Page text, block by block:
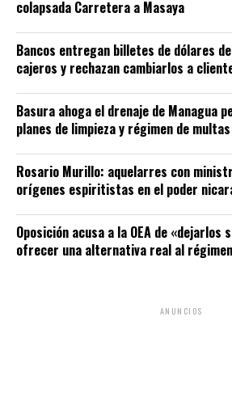
colapsada Carretera a Masaya
Bancos entregan billetes de dólares
cajeros y rechazan cambiarlos a
Basura ahoga el drenaje de Managua
planes de limpieza y régimen de multas
Rosario Murillo: aquelarres con
orígenes espiritistas en el poder
Oposición acusa a la OEA de «dejarlos
ofrecer una alternativa real al régimen
ANUNCIOS